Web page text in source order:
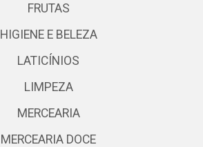
FRUTAS
HIGIENE E BELEZA
LATICÍNIOS
LIMPEZA
MERCEARIA
MERCEARIA DOCE